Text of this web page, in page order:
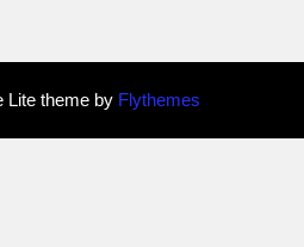
Lite theme by Flythemes